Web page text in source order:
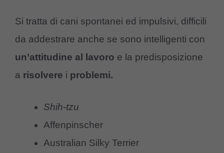
Si tratta di cani spontanei ed impulsivi, difficili
da addestrare anche se sono intelligenti con
un’attitudine al lavoro e la predisposizione
a risolvere i problemi.
Shih-tzu
Affenpinscher
Australian Silky Terrier